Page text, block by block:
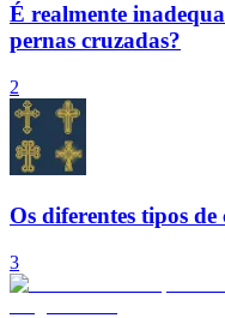
É realmente
pernas cruzadas?
2
Os diferentes tipos
3